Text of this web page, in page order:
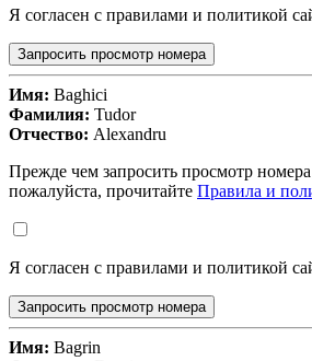
Я согласен с правилами и политикой
Запросить просмотр номера
Имя: Baghici
Фамилия: Tudor
Отчество: Alexandru
Прежде чем запросить просмотр
пожалуйста, прочитайте Правила и
Я согласен с правилами и политикой
Запросить просмотр номера
Имя: Bagrin